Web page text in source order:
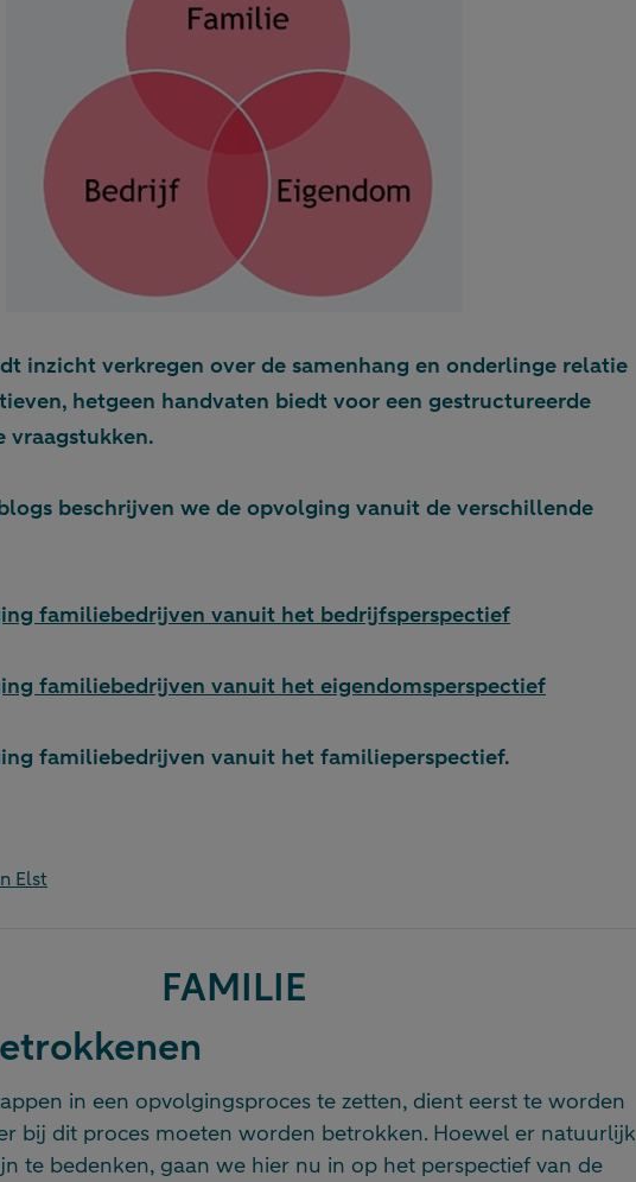
inzicht verkregen over de samenhang en onderlinge relatie
hetgeen handvaten biedt voor een gestructureerde
vraagstukken.
beschrijven we de opvolging vanuit de verschillende
familiebedrijven vanuit het bedrijfsperspectief
familiebedrijven vanuit het eigendomsperspectief
familiebedrijven vanuit het familieperspectief.
Elst
FAMILIE
in een opvolgingsproces te zetten, dient eerst te worden
bij dit proces moeten worden betrokken. Hoewel er natuurlijk
te bedenken, gaan we hier nu in op het perspectief van de